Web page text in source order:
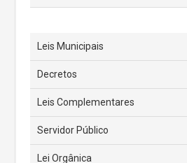
Leis Municipais
Decretos
Leis Complementares
Servidor Público
Lei Orgânica